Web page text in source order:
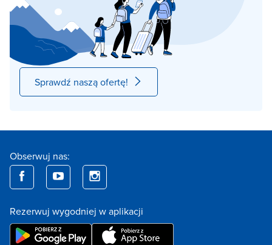
Sprawdź naszą ofertę!
Obserwuj nas:
Rezerwuj wygodniej w aplikacji